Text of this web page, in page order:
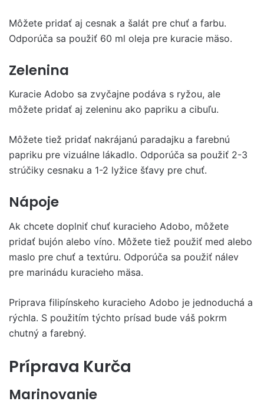
Môžete pridať aj cesnak a šalát pre chuť a farbu.
Odporúča sa použiť 60 ml oleja pre kuracie mäso.
Zelenina
Kuracie Adobo sa zvyčajne podáva s ryžou, ale
môžete pridať aj zeleninu ako papriku a cibuľu.
Môžete tiež pridať nakrájanú paradajku a farebnú
papriku pre vizuálne lákadlo. Odporúča sa použiť 2-3
strúčiky cesnaku a 1-2 lyžice šťavy pre chuť.
Nápoje
Ak chcete doplniť chuť kuracieho Adobo, môžete
pridať bujón alebo víno. Môžete tiež použiť med alebo
maslo pre chuť a textúru. Odporúča sa použiť nálev
pre marinádu kuracieho mäsa.
Priprava filipínskeho kuracieho Adobo je jednoduchá a
rýchla. S použitím týchto prísad bude váš pokrm
chutný a farebný.
Príprava Kurča
Marinovanie